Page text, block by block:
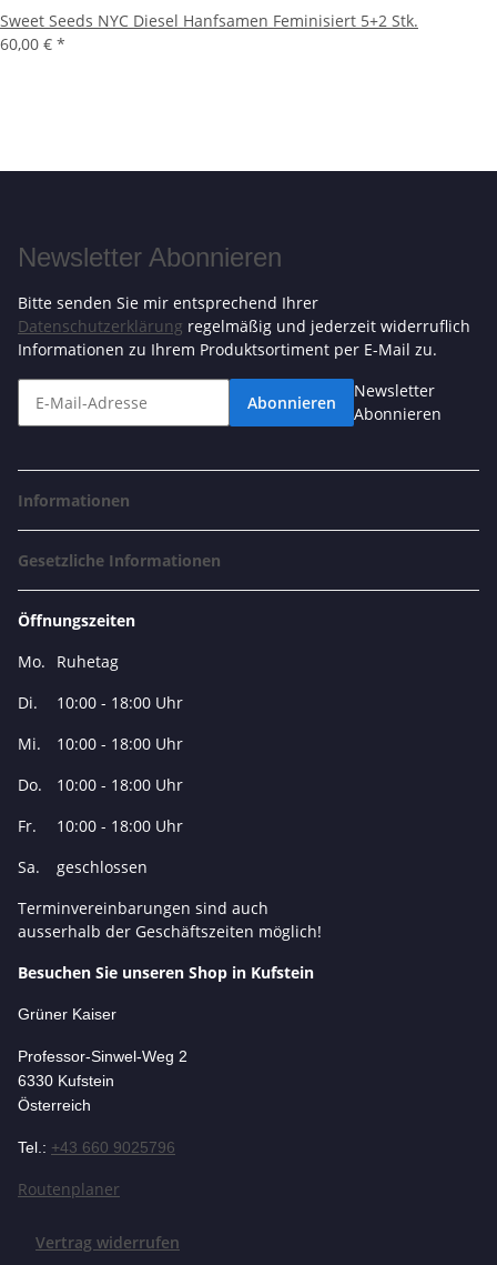
Sweet Seeds NYC Diesel Hanfsamen Feminisiert 5+2 Stk.
60,00 € *
Newsletter Abonnieren
Bitte senden Sie mir entsprechend Ihrer
Datenschutzerklärung regelmäßig und jederzeit widerruflich
Informationen zu Ihrem Produktsortiment per E-Mail zu.
Abonnieren
Newsletter
Abonnieren
Informationen
Gesetzliche Informationen
Öffnungszeiten
Mo.
Ruhetag
Di.
10:00 - 18:00 Uhr
Mi.
10:00 - 18:00 Uhr
Do.
10:00 - 18:00 Uhr
Fr.
10:00 - 18:00 Uhr
Sa.
geschlossen
Terminvereinbarungen sind auch
ausserhalb der Geschäftszeiten möglich!
Besuchen Sie unseren Shop in Kufstein
Grüner Kaiser
Professor-Sinwel-Weg 2
6330 Kufstein
Österreich
Tel.: +43 660 9025796
Routenplaner
Vertrag widerrufen